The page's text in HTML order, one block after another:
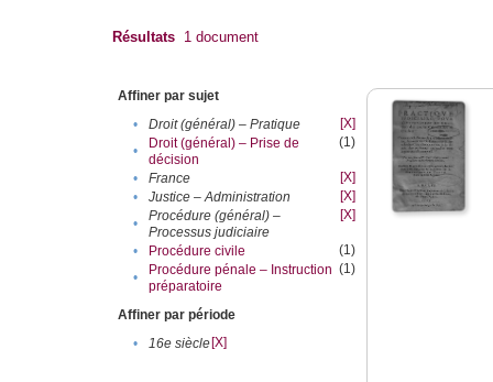
Résultats 1 document
Affiner par sujet
•
Droit (général) – Pratique
[X]
•
Droit (général) – Prise de
décision
(1)
• France
[X]
•
Justice – Administration
[X]
•
Procédure (général) –
Processus judiciaire
[X]
• Procédure civile
(1)
•
Procédure pénale – Instruction
préparatoire
(1)
Affiner par période
•
16e siècle[X]